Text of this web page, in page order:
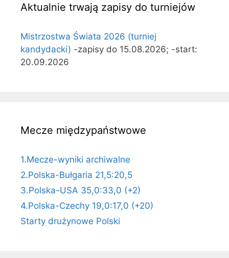
Aktualnie trwają zapisy do turniejów
Mistrzostwa Świata 2026 (turniej
kandydacki) -zapisy do 15.08.2026; -start:
20.09.2026
Mecze międzypaństwowe
1.Mecze-wyniki archiwalne
2.Polska-Bułgaria 21,5:20,5
3.Polska-USA 35,0:33,0 (+2)
4.Polska-Czechy 19,0:17,0 (+20)
Starty drużynowe Polski